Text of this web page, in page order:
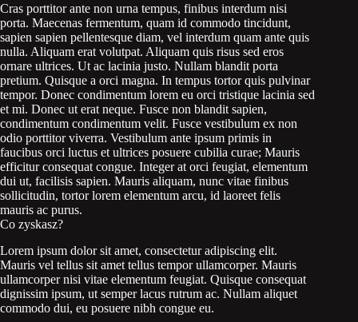
Cras porttitor ante non urna tempus, finibus interdum nisi
porta. Maecenas fermentum, quam id commodo tincidunt,
sapien sapien pellentesque diam, vel interdum quam ante quis
nulla. Aliquam erat volutpat. Aliquam quis risus sed eros
ornare ultrices. Ut ac lacinia justo. Nullam blandit porta
pretium. Quisque a orci magna. In tempus tortor quis pulvinar
tempor. Donec condimentum lorem eu orci tristique lacinia sed
et mi. Donec ut erat neque. Fusce non blandit sapien,
condimentum condimentum velit. Fusce vestibulum ex non
odio porttitor viverra. Vestibulum ante ipsum primis in
faucibus orci luctus et ultrices posuere cubilia curae; Mauris
efficitur consequat congue. Integer at orci feugiat, elementum
dui ut, facilisis sapien. Mauris aliquam, nunc vitae finibus
sollicitudin, tortor lorem elementum arcu, id laoreet felis
mauris ac purus.
Co zyskasz?
Lorem ipsum dolor sit amet, consectetur adipiscing elit.
Mauris vel tellus sit amet tellus tempor ullamcorper. Mauris
ullamcorper nisi vitae elementum feugiat. Quisque consequat
dignissim ipsum, ut semper lacus rutrum ac. Nullam aliquet
commodo dui, eu posuere nibh congue eu.